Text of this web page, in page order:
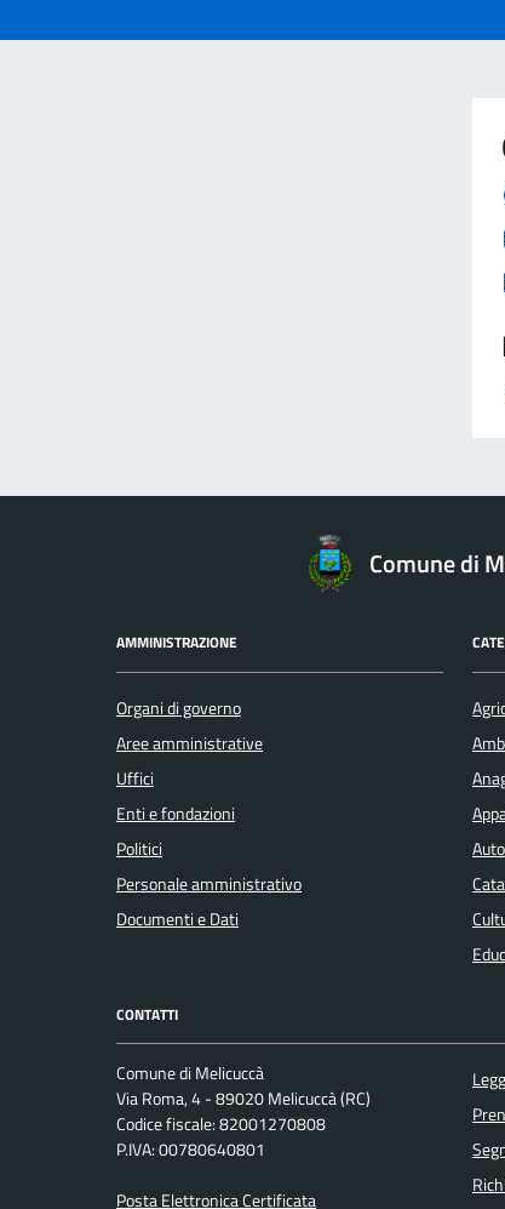
Comune di
AMMINISTRAZIONE
Organi di governo
Aree amministrative
Uffici
Enti e fondazioni
Politici
Personale amministrativo
Documenti e Dati
CONTATTI
Comune di Melicuccà
Via Roma, 4 - 89020 Melicuccà (RC)
Codice fiscale: 82001270808
P.IVA: 00780640801
Posta Elettronica Certificata